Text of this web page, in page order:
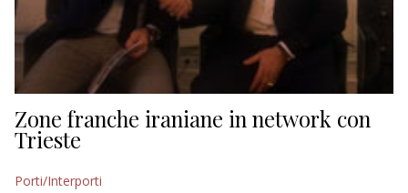
Zone franche iraniane in network con
Trieste
Porti/Interporti